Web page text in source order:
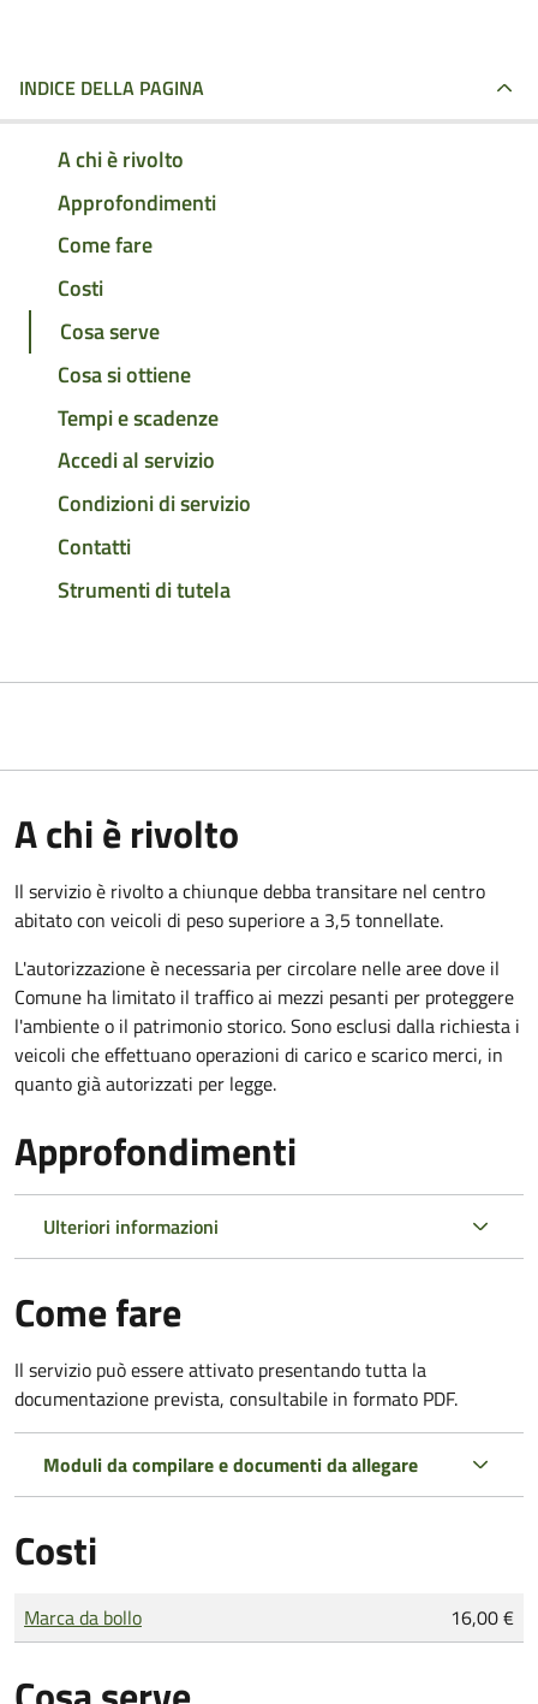
INDICE DELLA PAGINA
A chi è rivolto
Approfondimenti
Come fare
Costi
Cosa serve
Cosa si ottiene
Tempi e scadenze
Accedi al servizio
Condizioni di servizio
Contatti
Strumenti di tutela
A chi è rivolto
Il servizio è rivolto a chiunque debba transitare nel centro
abitato con veicoli di peso superiore a 3,5 tonnellate.
L'autorizzazione è necessaria per circolare nelle aree dove il
Comune ha limitato il traffico ai mezzi pesanti per proteggere
l'ambiente o il patrimonio storico. Sono esclusi dalla richiesta i
veicoli che effettuano operazioni di carico e scarico merci, in
quanto già autorizzati per legge.
Approfondimenti
Ulteriori informazioni
Come fare
Il servizio può essere attivato presentando tutta la
documentazione prevista, consultabile in formato PDF.
Moduli da compilare e documenti da allegare
Costi
Tipo di pagamento
Importo
Marca da bollo 16,00 €